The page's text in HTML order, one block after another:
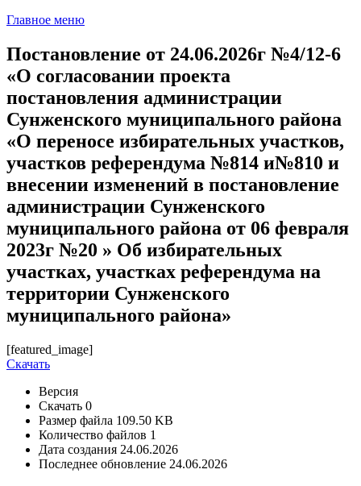
Главное меню
Постановление от 24.06.2026г №4/12-6
«О согласовании проекта
постановления администрации
Сунженского муниципального района
«О переносе избирательных участков,
участков референдума №814 и№810 и
внесении изменений в постановление
администрации Сунженского
муниципального района от 06 февраля
2023г №20 » Об избирательных
участках, участках референдума на
территории Сунженского
муниципального района»
[featured_image]
Скачать
Версия
Скачать 0
Размер файла 109.50 KB
Количество файлов 1
Дата создания 24.06.2026
Последнее обновление 24.06.2026